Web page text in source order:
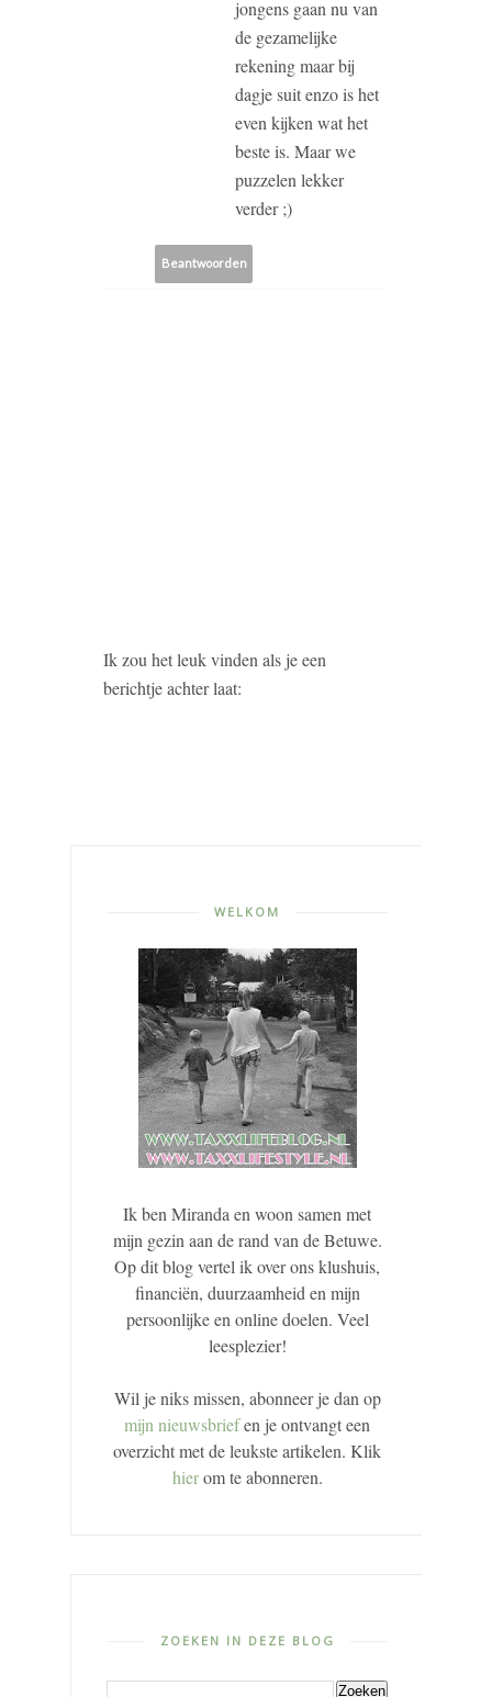
jongens gaan nu van
de gezamelijke
rekening maar bij
dagje suit enzo is het
even kijken wat het
beste is. Maar we
puzzelen lekker
verder ;)
Beantwoorden
Ik zou het leuk vinden als je een
berichtje achter laat:
WELKOM
Ik ben Miranda en woon samen met
mijn gezin aan de rand van de Betuwe.
Op dit blog vertel ik over ons klushuis,
financiën, duurzaamheid en mijn
persoonlijke en online doelen. Veel
leesplezier!
Wil je niks missen, abonneer je dan op
mijn nieuwsbriefen je ontvangt een
overzicht met de leukste artikelen. Klik
hierom te abonneren.
ZOEKEN IN DEZE BLOG